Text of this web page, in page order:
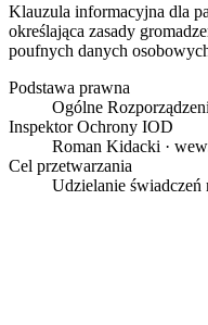
Klauzula informacyjna dla
określająca zasady
poufnych danych
Podstawa prawna
Ogólne
Inspektor Ochrony IOD
Roman Kidacki ·
Cel przetwarzania
Udzielanie świadczeń